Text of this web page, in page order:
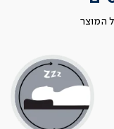
המוצר